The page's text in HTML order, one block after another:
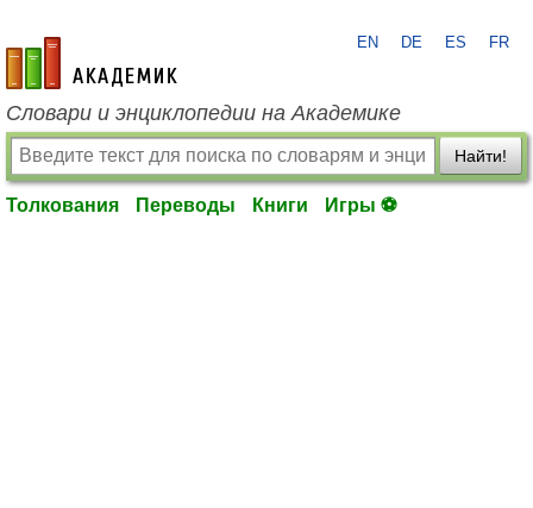
academic.ru
EN DE ES FR
Словари и энциклопедии на Академике
Найти!
Толкования Переводы Книги Игры ⚽